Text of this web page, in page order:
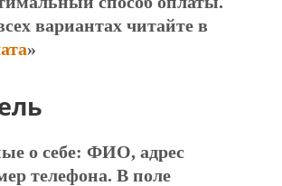
вариантах читайте в
»
о себе: ФИО, адрес
телефона. В поле